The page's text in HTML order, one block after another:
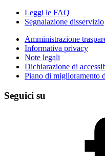
Leggi le FAQ
Segnalazione disservizio
Amministrazione
Informativa privacy
Note legali
Dichiarazione di
Piano di miglioramento
Seguici su